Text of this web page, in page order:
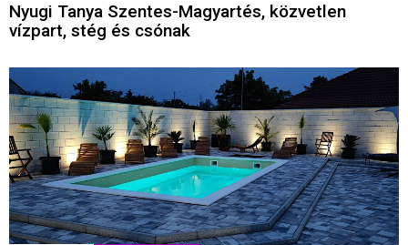
Nyugi Tanya Szentes-Magyartés, közvetlen
vízpart, stég és csónak